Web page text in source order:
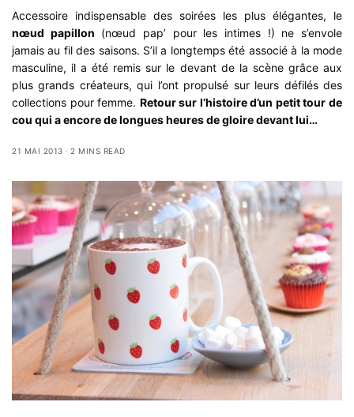
Accessoire indispensable des soirées les plus élégantes, le
nœud papillon (nœud pap’ pour les intimes !) ne s’envole
jamais au fil des saisons. S’il a longtemps été associé à la mode
masculine, il a été remis sur le devant de la scène grâce aux
plus grands créateurs, qui l’ont propulsé sur leurs défilés des
collections pour femme. Retour sur l’histoire d’un petit tour de
cou qui a encore de longues heures de gloire devant lui…
21 MAI 2013 2 MINS READ